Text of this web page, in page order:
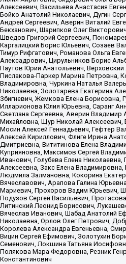
Алексеевич, Васильева Анастасия
Бойко Анатолий Николаевич, Дугин
Андрей Сергеевич, Аверин Виталий
Бекханович, Шарипков Олег
Шведов Григорий Сергеевич,
Каргалицкий Борис Юльевич, Созаев
Тимур Рифгатович, Романова Ольга
Алексадрович, Цирульников Борис
Паутов Юрий Анатольевич,
Пислакова-Паркер Марина Петровна,
Владимировна, Чуркина Наталья
Николаевна, Золотарева Екатерина
Збигневич, Жемкова Елена Борисовна,
Илларионова Юлия Юрьевна, Саранг
Светлана Сергеевна, Аверин Владимир
Михайловна, Щур Николай
Мосин Алексей Геннадьевич, Гефтер
Алексей Кириллович, Флиге Ирина
Дмитриевна, Вититинова Елена
Куприяновна, Максимов Сергей
Иванович, Голубева Елена Николаевна,
Алексеевна, Закс Елена
Людмила Залмановна, Кокорина
Вячеславович, Арапова Галина
Мариевич, Прохоров Вадим Юрьевич,
Подузов Сергей Васильевич,
Литинский Леонид Борисович,
Вячеслав Иванович, Шабад Анатолий
Николаевна, Орлов Олег Петрович,
Королева Александра Евгеньевна,
Вицин Сергей Ефимович, Золотухин
Семенович, Локшина Татьяна
Полякова Мара Федоровна, Резник
Константинович